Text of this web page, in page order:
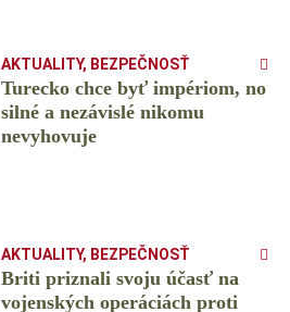
AKTUALITY, BEZPEČNOSŤ
Turecko chce byť impériom, no
silné a nezávislé nikomu
nevyhovuje
AKTUALITY, BEZPEČNOSŤ
Briti priznali svoju účasť na
vojenských operáciách proti